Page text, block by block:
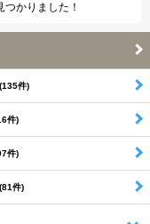
かりました！
(135件)
件)
件)
(81件)